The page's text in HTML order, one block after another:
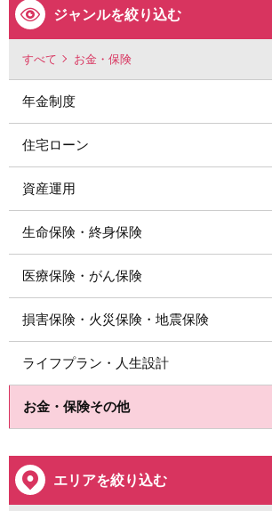
ジャンルを絞り込む
すべて お金・保険
年金制度
住宅ローン
資産運用
生命保険・終身保険
医療保険・がん保険
損害保険・火災保険・地震保険
ライフプラン・人生設計
お金・保険その他
エリアを絞り込む